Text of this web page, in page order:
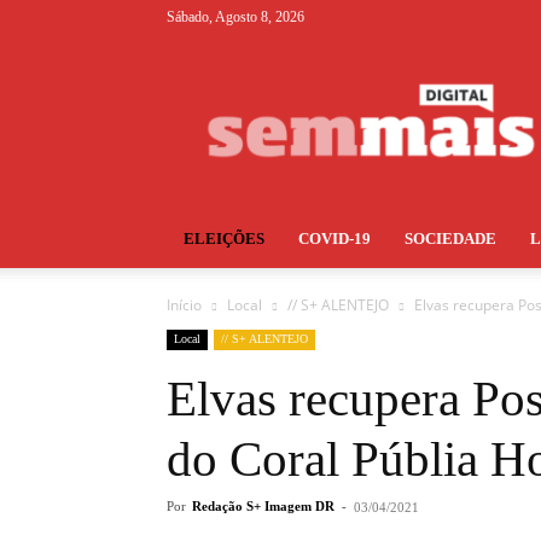
Sábado, Agosto 8, 2026
ELEIÇÕES COVID-19 SOCIEDADE
Início Local // S+ ALENTEJO Elvas recupera
Local // S+ ALENTEJO
Elvas recupera
do Coral Públia
Por Redação S+ Imagem DR - 03/04/2021